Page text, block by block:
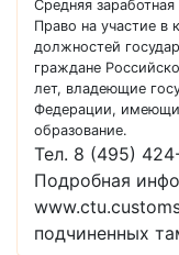
Средняя
Право на участие в
должностей
граждане
лет, владеющие
Федерации,
образование.
Тел. 8 (495)
Подробная
подчиненных